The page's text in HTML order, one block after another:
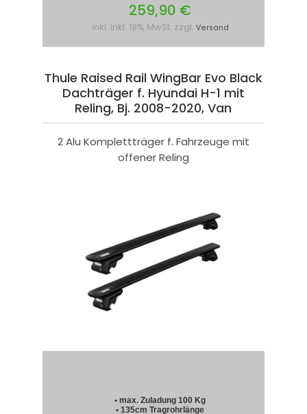
259,90 €
inkl. inkl. 19% MwSt. zzgl. Versand
Thule Raised Rail WingBar Evo Black
Dachträger f. Hyundai H-1 mit
Reling, Bj. 2008-2020, Van
2 Alu Komplettträger f. Fahrzeuge mit
offener Reling
• max. Zuladung 100 Kg
• 135cm Tragrohrlänge